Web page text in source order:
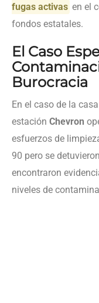
fugas activas en el
fondos estatales.
El Caso
Burocracia
En el caso de la
estación Chevron
esfuerzos de
90 pero se
encontraron
niveles de